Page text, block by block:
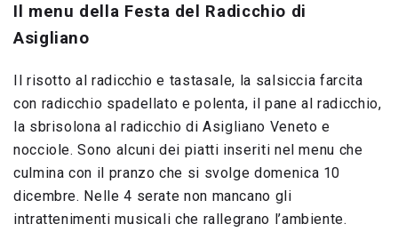
Il menu della Festa del Radicchio di
Asigliano
Il risotto al radicchio e tastasale, la salsiccia farcita
con radicchio spadellato e polenta, il pane al radicchio,
la sbrisolona al radicchio di Asigliano Veneto e
nocciole. Sono alcuni dei piatti inseriti nel menu che
culmina con il pranzo che si svolge domenica 10
dicembre. Nelle 4 serate non mancano gli
intrattenimenti musicali che rallegrano l’ambiente.